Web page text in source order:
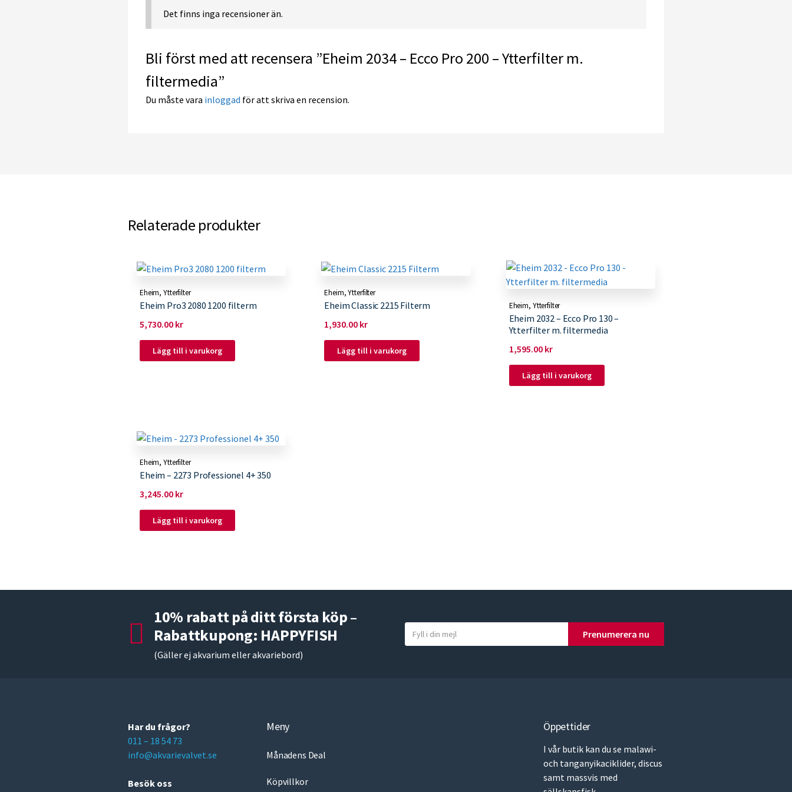
Det finns inga recensioner än.
Bli först med att recensera ”Eheim 2034 – Ecco Pro 200 – Ytterfilter m.
filtermedia”
Du måste vara inloggad för att skriva en recension.
Relaterade produkter
Eheim,Ytterfilter
Eheim Pro3 2080 1200 filterm
5,730.00 kr
Lägg till i varukorg
Eheim,Ytterfilter
Eheim Classic 2215 Filterm
1,930.00 kr
Lägg till i varukorg
Eheim, Ytterfilter
Eheim 2032 – Ecco Pro 130 –
Ytterfilter m. filtermedia
1,595.00 kr
Lägg till i varukorg
Eheim,Ytterfilter
Eheim – 2273 Professionel 4+ 350
3,245.00 kr
Lägg till i varukorg
10% rabatt på ditt första köp –
Rabattkupong: HAPPYFISH
(Gäller ej akvarium eller akvariebord)
o
Prenumerera nu
Har du frågor?
011 – 18 54 73
info@akvarievalvet.se
Besök oss
Meny
Månadens Deal
Köpvillkor
Öppettider
I vår butik kan du se malawi-
och tanganyikaciklider, discus
samt massvis med